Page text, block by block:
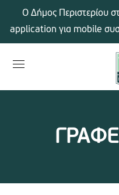
Ο Δήμος Περιστερίου
application για mobile